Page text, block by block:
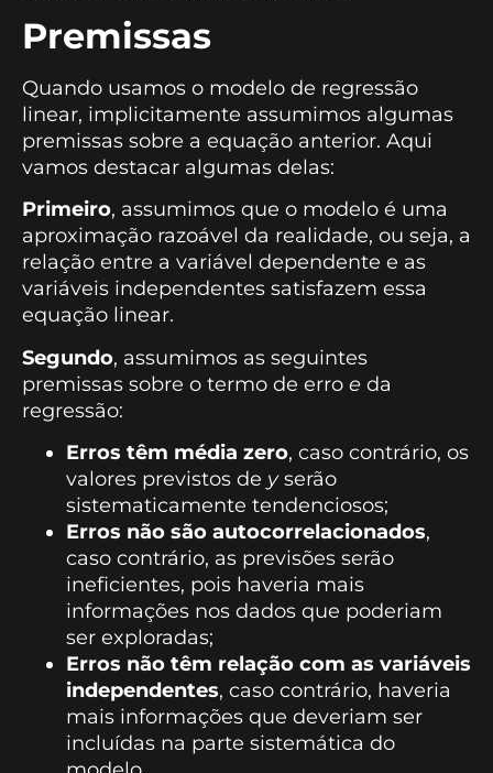
Premissas
Quando usamos o modelo de regressão
linear, implicitamente assumimos algumas
premissas sobre a equação anterior. Aqui
vamos destacar algumas delas:
Primeiro, assumimos que o modelo é uma
aproximação razoável da realidade, ou seja, a
relação entre a variável dependente e as
variáveis independentes satisfazem essa
equação linear.
Segundo, assumimos as seguintes
premissas sobre o termo de erro e da
regressão:
Erros têm média zero, caso contrário, os
valores previstos de yserão
sistematicamente tendenciosos;
Erros não são autocorrelacionados,
caso contrário, as previsões serão
ineficientes, pois haveria mais
informações nos dados que poderiam
ser exploradas;
Erros não têm relação com as variáveis
independentes, caso contrário, haveria
mais informações que deveriam ser
incluídas na parte sistemática do